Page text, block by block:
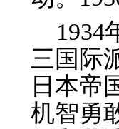
1934
三国际
日本帝
机智勇